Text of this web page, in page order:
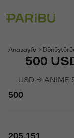
Anasayfa
500
USD → ANIME